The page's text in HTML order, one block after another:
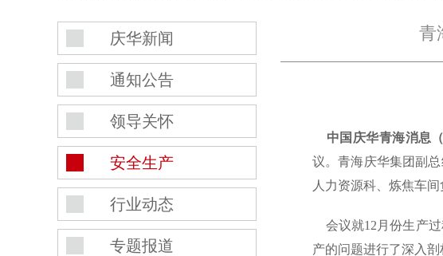
庆华新闻
通知公告
领导关怀
安全生产
行业动态
专题报道
青
中国庆华青海消息
议。青海庆华集团副
人力资源科、炼焦车
会议就12月份生产过
产的问题进行了深入